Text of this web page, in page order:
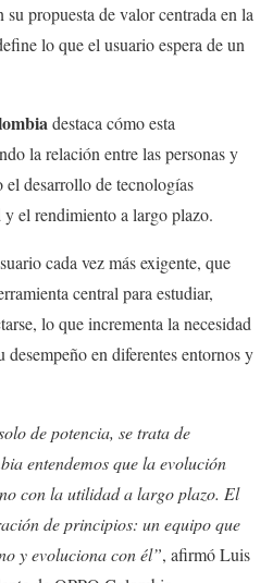
propuesta de valor centrada en la
lo que el usuario espera de un
destaca cómo esta
la relación entre las personas y
el desarrollo de tecnologías
el rendimiento a largo plazo.
cada vez más exigente, que
central para estudiar,
lo que incrementa la necesidad
desempeño en diferentes entornos y
de potencia, se trata de
entendemos que la evolución
con la utilidad a largo plazo. El
de principios: un equipo que
y evoluciona con él”, afirmó Luis